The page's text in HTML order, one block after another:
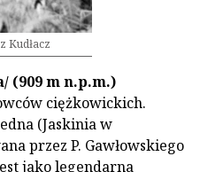
Kudłacz
(909 m n.p.m.)
ciężkowickich.
(Jaskinia w
przez P. Gawłowskiego
jako legendarna